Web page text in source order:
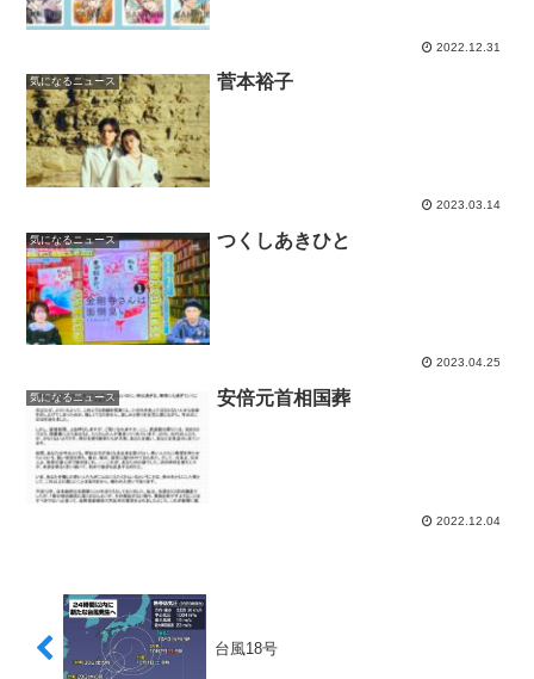
2022.12.31
気になるニュース 菅本裕子
2023.03.14
気になるニュース つくしあきひと
2023.04.25
気になるニュース 安倍元首相国葬
2022.12.04
台風18号